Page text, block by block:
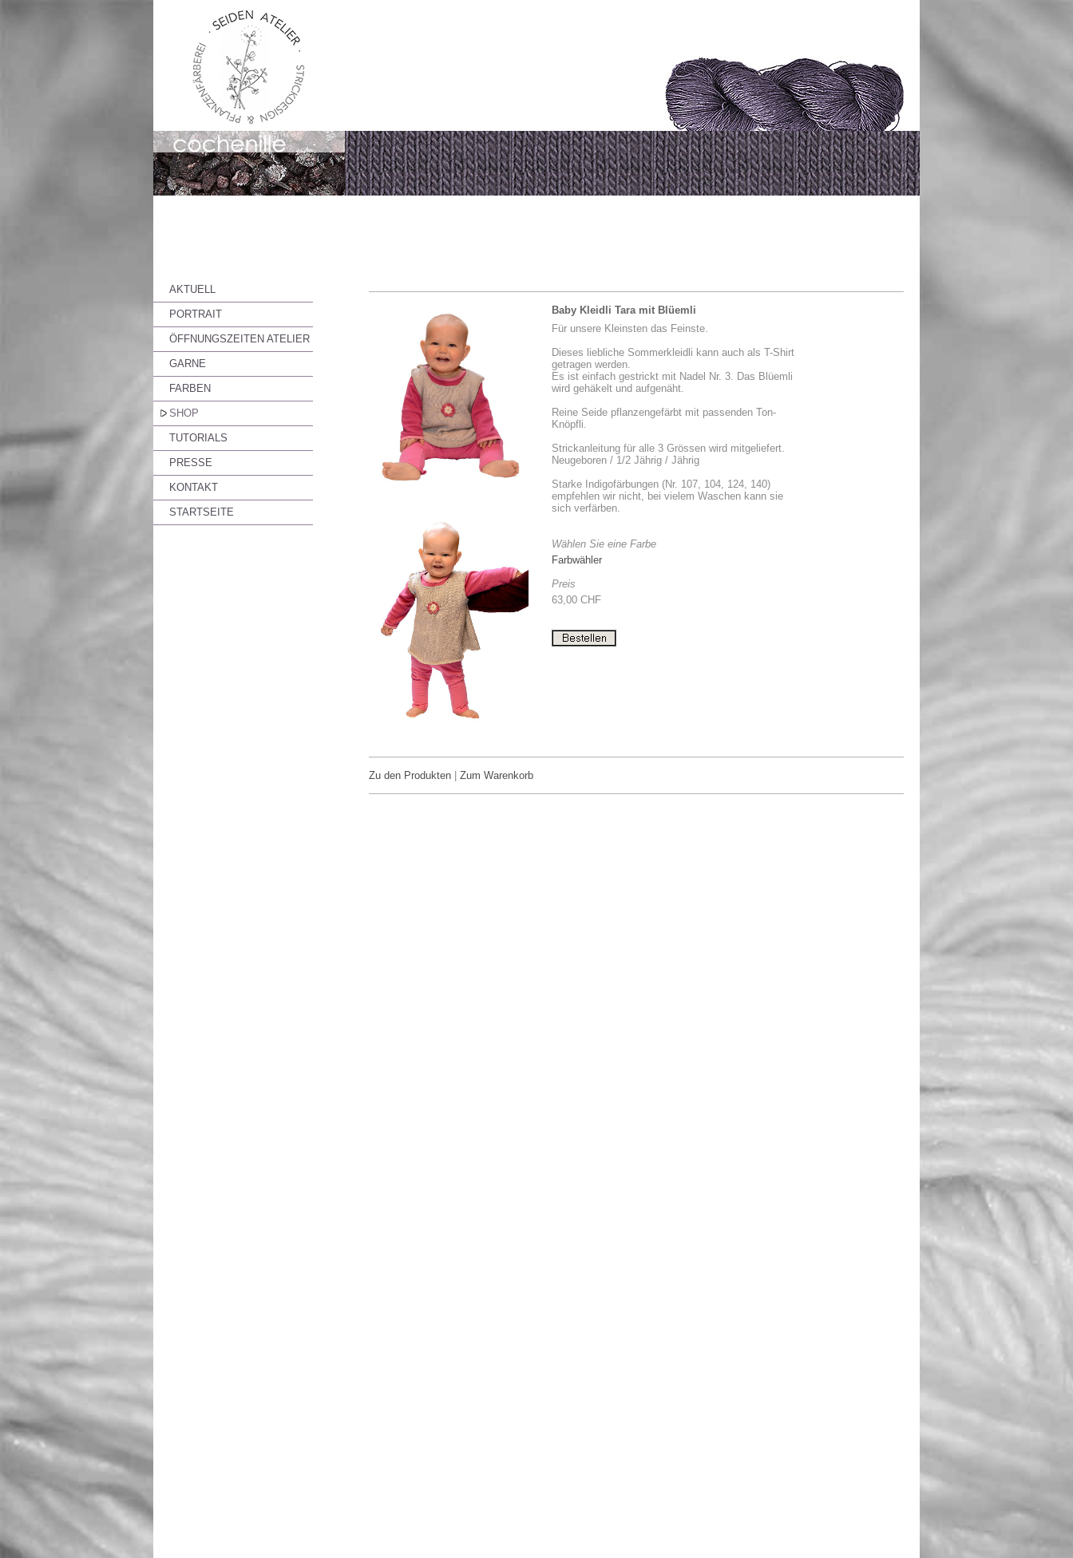
AKTUELL
PORTRAIT
ÖFFNUNGSZEITEN ATELIER
GARNE
FARBEN
SHOP
TUTORIALS
PRESSE
KONTAKT
STARTSEITE
Baby Kleidli Tara mit Blüemli
Für unsere Kleinsten das Feinste.
Dieses liebliche Sommerkleidli kann auch als T-Shirt
getragen werden.
Es ist einfach gestrickt mit Nadel Nr. 3. Das Blüemli
wird gehäkelt und aufgenäht.
Reine Seide pflanzengefärbt mit passenden Ton-
Knöpfli.
Strickanleitung für alle 3 Grössen wird mitgeliefert.
Neugeboren / 1/2 Jährig / Jährig
Starke Indigofärbungen (Nr. 107, 104, 124, 140)
empfehlen wir nicht, bei vielem Waschen kann sie
sich verfärben.
Wählen Sie eine Farbe
Farbwähler
Preis
63,00 CHF
Zu den Produkten Zum Warenkorb